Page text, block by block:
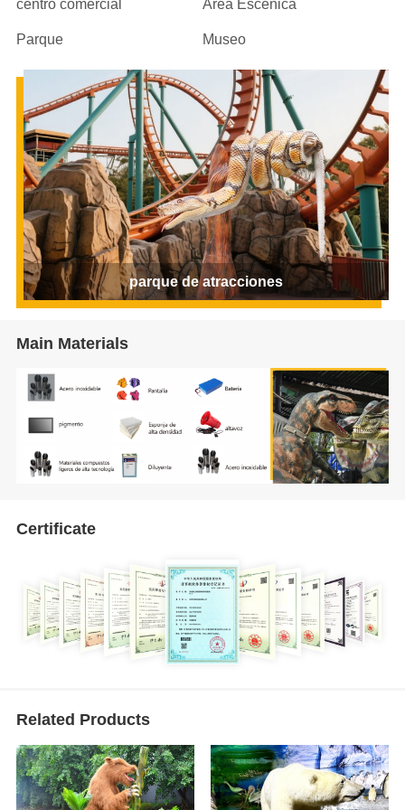
centro comercial Área Escénica
Parque Museo
parque de atracciones
Main Materials
Certificate
Related Products